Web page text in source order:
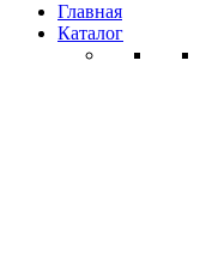
Главная
Каталог